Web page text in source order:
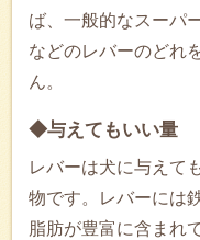
ば、一般的なスーパ
などのレバーのどれ
ん。
◆与えてもいい量
レバーは犬に与えて
物です。レバーには
脂肪が豊富に含まれ